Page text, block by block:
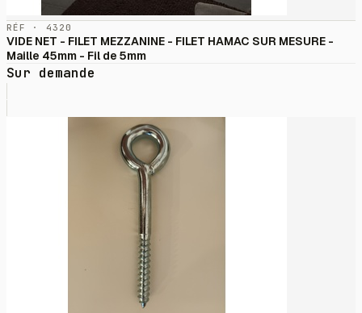
RÉF · 4320
VIDE NET - FILET MEZZANINE - FILET HAMAC SUR MESURE -
Maille 45mm - Fil de 5mm
Sur demande